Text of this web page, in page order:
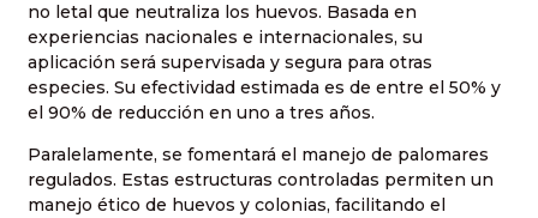
no letal que neutraliza los huevos. Basada en
experiencias nacionales e internacionales, su
aplicación será supervisada y segura para otras
especies. Su efectividad estimada es de entre el 50% y
el 90% de reducción en uno a tres años.
Paralelamente, se fomentará el manejo de palomares
regulados. Estas estructuras controladas permiten un
manejo ético de huevos y colonias, facilitando el